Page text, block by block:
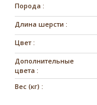
Порода :
Длина шерсти :
Цвет :
Дополнительные
цвета :
Вес (кг) :